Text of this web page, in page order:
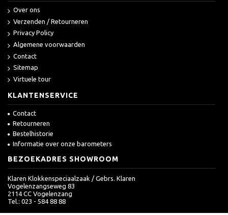
Over ons
Verzenden / Retourneren
Privacy Policy
Algemene voorwaarden
Contact
Sitemap
Virtuele tour
KLANTENSERVICE
Contact
Retourneren
Bestelhistorie
Informatie over onze barometers
BEZOEKADRES SHOWROOM
Klaren Klokkenspeciaalzaak / Gebrs. Klaren
Vogelenzangseweg 83
2114 CC Vogelenzang
Tel.: 023 - 584 88 88